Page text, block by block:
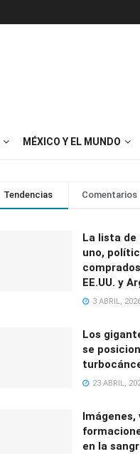
MÉXICO Y EL MUNDO
Tendencias Comentarios
La lista de
uno,
EE.UU. y
3 ABRIL,
Los
se
23 ABRIL,
Imágenes,
en la